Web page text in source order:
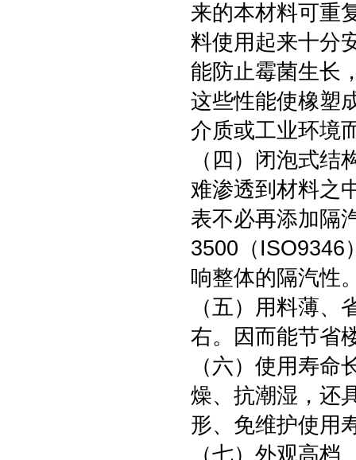
来的本材料可重
料使用起来十分
能防止霉菌生长
这些性能使橡塑
介质或工业环境
（四）闭泡式
难渗透到材料之
表不必再添加隔
3500（ISO9346
响整体的隔汽性
（五）用料薄
右。因而能节省
（六）使用寿
燥、抗潮湿，还
形、免维护使用
（七）外观高